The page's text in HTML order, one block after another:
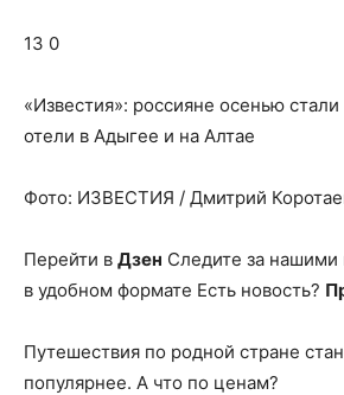
нем
13 0
«Известия»: россияне осенью
отели в Адыгее и на Алтае
Фото: ИЗВЕСТИЯ / Дмитрий
Перейти в Дзен Следите за нашими
в удобном формате Есть новость?
Путешествия по родной стране
популярнее. А что по ценам?